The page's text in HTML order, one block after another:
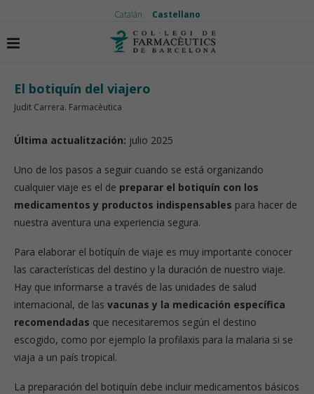
Catalán Castellano
Inicio El medicamento El botiquín del viajero
El botiquín del viajero
Judit Carrera. Farmacèutica
Última actualitzación: julio 2025
Uno de los pasos a seguir cuando se está organizando
cualquier viaje es el de preparar el botiquín con los
medicamentos y productos indispensables para hacer de
nuestra aventura una experiencia segura.
Para elaborar el botíquín de viaje es muy importante conocer
las características del destino y la duración de nuestro viaje.
Hay que informarse a través de las unidades de salud
internacional, de las vacunas y la medicación específica
recomendadas que necesitaremos según el destino
escogido, como por ejemplo la profilaxis para la malaria si se
viaja a un país tropical.
La preparación del botiquín debe incluir medicamentos básicos